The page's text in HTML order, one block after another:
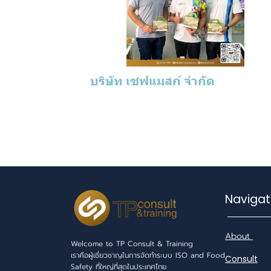
บริษัท เซฟแมสก์ จำกัด
Welcome to TP Consult & Training
เราคือผู้เชี่ยวชาญในการจัดทำระบบ ISO and Food
Safety ที่ใหญ่ที่สุดในประเทศไทย
About
Consult